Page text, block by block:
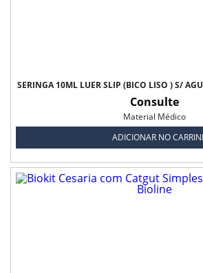
SERINGA 10ML LUER SLIP (BICO LISO ) S/
Consulte
Material Médico
ADICIONAR NO